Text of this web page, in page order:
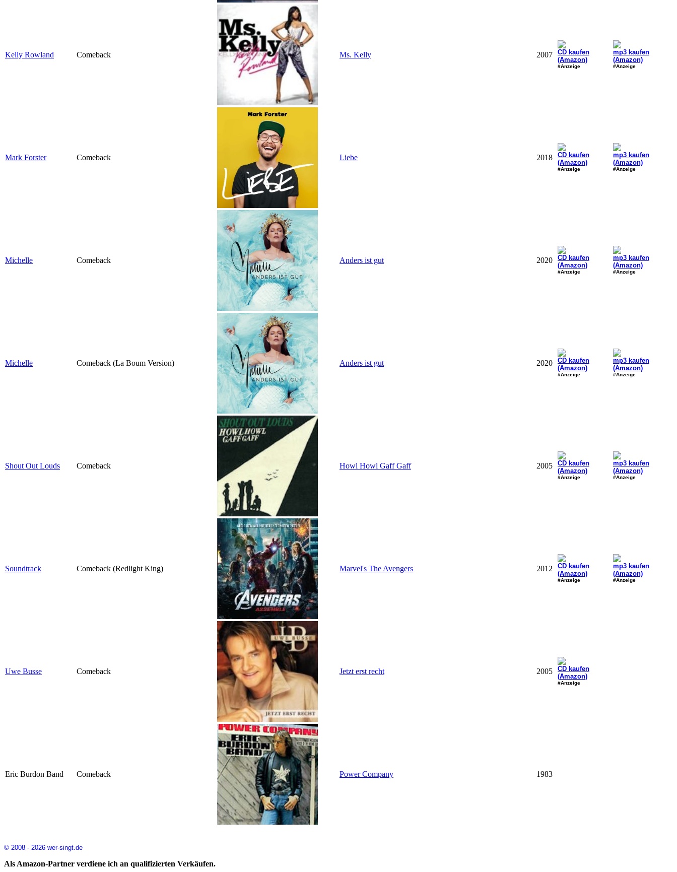
Kelly Rowland Comeback Ms. Kelly 2007
CD kaufen
(Amazon)
#Anzeige
mp3 kaufen
(Amazon)
#Anzeige
Mark Forster Comeback Liebe 2018
CD kaufen
(Amazon)
#Anzeige
mp3 kaufen
(Amazon)
#Anzeige
Michelle Comeback Anders ist gut 2020
CD kaufen
(Amazon)
#Anzeige
mp3 kaufen
(Amazon)
#Anzeige
Michelle Comeback (La Boum Version) Anders ist gut 2020
CD kaufen
(Amazon)
#Anzeige
mp3 kaufen
(Amazon)
#Anzeige
Shout Out Louds Comeback Howl Howl Gaff Gaff 2005
CD kaufen
(Amazon)
#Anzeige
mp3 kaufen
(Amazon)
#Anzeige
Soundtrack Comeback (Redlight King) Marvel's The Avengers 2012
CD kaufen
(Amazon)
#Anzeige
mp3 kaufen
(Amazon)
#Anzeige
Uwe Busse Comeback Jetzt erst recht 2005
CD kaufen
(Amazon)
#Anzeige
Eric Burdon Band Comeback Power Company 1983
© 2008 - 2026 wer-singt.de
Als Amazon-Partner verdiene ich an qualifizierten Verkäufen.